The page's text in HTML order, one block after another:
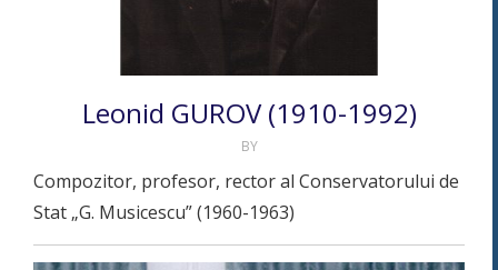
Leonid GUROV (1910-1992)
BY
Compozitor, profesor, rector al Conservatorului de
Stat „G. Musicescu” (1960-1963)